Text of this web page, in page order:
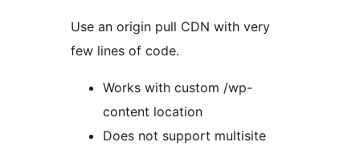
Use an origin pull CDN with very
few lines of code.
Works with custom /wp-
content location
Does not support multisite